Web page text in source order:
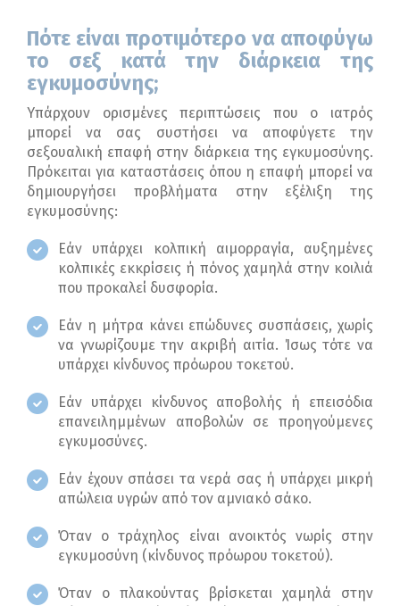
Πότε είναι προτιμότερο να αποφύγω
το σεξ κατά την διάρκεια της
εγκυμοσύνης;
Υπάρχουν ορισμένες περιπτώσεις που ο ιατρός
μπορεί να σας συστήσει να αποφύγετε την
σεξουαλική επαφή στην διάρκεια της εγκυμοσύνης.
Πρόκειται για καταστάσεις όπου η επαφή μπορεί να
δημιουργήσει προβλήματα στην εξέλιξη της
εγκυμοσύνης:
Εάν υπάρχει κολπική αιμορραγία, αυξημένες
κολπικές εκκρίσεις ή πόνος χαμηλά στην κοιλιά
που προκαλεί δυσφορία.
Εάν η μήτρα κάνει επώδυνες συσπάσεις, χωρίς
να γνωρίζουμε την ακριβή αιτία. Ίσως τότε να
υπάρχει κίνδυνος πρόωρου τοκετού.
Εάν υπάρχει κίνδυνος αποβολής ή επεισόδια
επανειλημμένων αποβολών σε προηγούμενες
εγκυμοσύνες.
Εάν έχουν σπάσει τα νερά σας ή υπάρχει μικρή
απώλεια υγρών από τον αμνιακό σάκο.
Όταν ο τράχηλος είναι ανοικτός νωρίς στην
εγκυμοσύνη (κίνδυνος πρόωρου τοκετού).
Όταν ο πλακούντας βρίσκεται χαμηλά στην